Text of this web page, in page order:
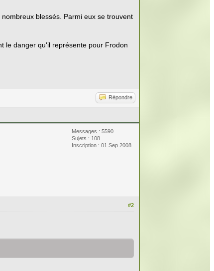
blessés. Parmi eux se trouvent
le danger qu'il représente pour Frodon
Répondre
Messages : 5590
Sujets : 108
Inscription : 01 Sep 2008
#2